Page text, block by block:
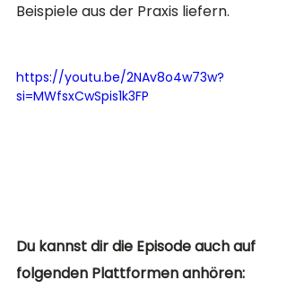
Beispiele aus der Praxis liefern.
https://youtu.be/2NAv8o4w73w?
si=MWfsxCwSpis1k3FP
Du kannst dir die Episode auch auf
folgenden Plattformen anhören: